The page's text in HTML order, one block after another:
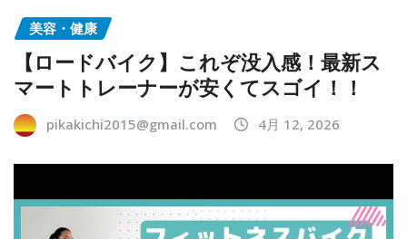
美容・健康
【ロードバイク】これぞ没入感！最新ス
マートトレーナーが安くてスゴイ！！
pikakichi2015@gmail.com 4月 12, 2026